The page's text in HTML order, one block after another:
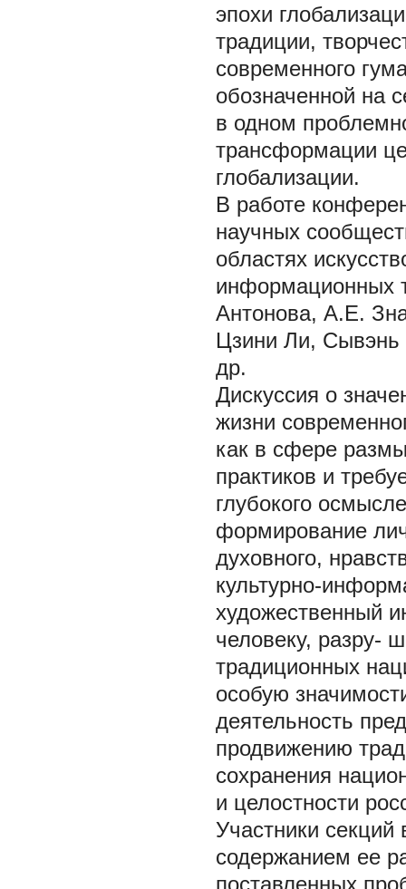
эпохи
традиции,
современного
обозначенной на
в одном
трансформации
глобализации.
В работе
научных
областях
информационных
Антонова, А.Е.
Цзини Ли,
др.
Дискуссия о
жизни
как в сфере
практиков и
глубокого
формирование
духовного,
культурно-
художественный
человеку, разру-
традиционных
особую
деятельность
продвижению
сохранения
и целостности
Участники секций
содержанием ее
поставленных